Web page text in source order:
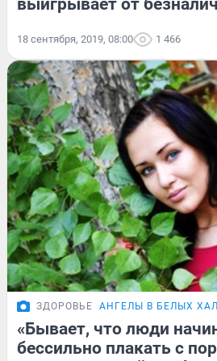
выигрывает от
18 сентября, 2019, 08:00 1 466
ЗДОРОВЬЕ АНГЕЛЫ В БЕЛЫХ
«Бывает, что люди
бессильно плакать с